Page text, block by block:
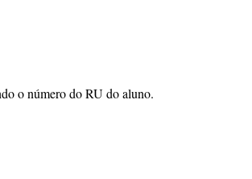
o número do RU do aluno.